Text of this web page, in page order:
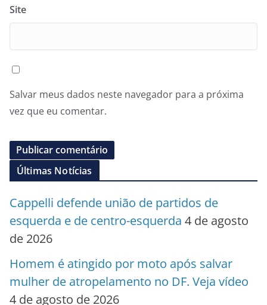
Site
Salvar meus dados neste navegador para a próxima
vez que eu comentar.
Últimas Notícias
Cappelli defende união de partidos de
esquerda e de centro-esquerda 4 de agosto
de 2026
Homem é atingido por moto após salvar
mulher de atropelamento no DF. Veja vídeo
4 de agosto de 2026